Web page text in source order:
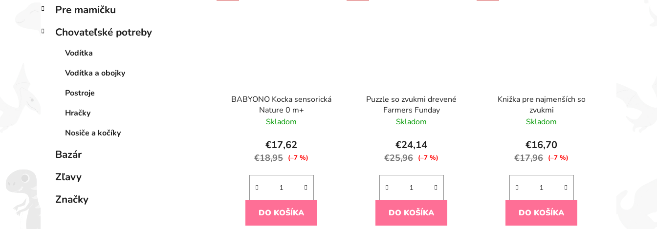
Pre mamičku
Chovateľské potreby
Vodítka
Vodítka a obojky
Postroje
Hračky
Nosiče a kočíky
Bazár
Zľavy
Značky
BABYONO Kocka sensorická
Nature 0 m+
Skladom
€17,62
€18,95 (–7 %)
DO KOŠÍKA
Puzzle so zvukmi drevené
Farmers Funday
Skladom
€24,14
€25,96 (–7 %)
DO KOŠÍKA
Knižka pre najmenších so
zvukmi
Skladom
€16,70
€17,96 (–7 %)
DO KOŠÍKA